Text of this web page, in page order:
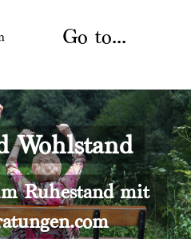
Go to...
Wohlstand
Ruhestand mit